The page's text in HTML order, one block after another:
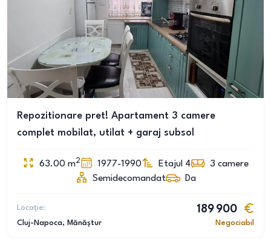
Repozitionare pret! Apartament 3 camere
complet mobilat, utilat + garaj subsol
63.00 m2 1977-1990 Etajul 4 3 camere
Semidecomandat
Da
Locație:
Cluj-Napoca, Mănăștur
189 900
Negociabil